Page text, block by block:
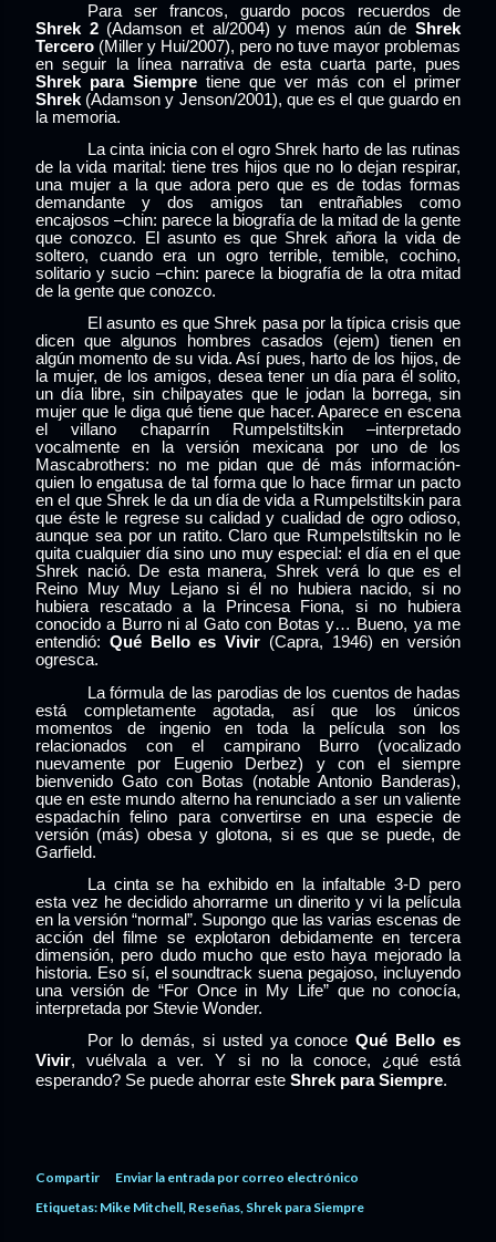
Para ser francos, guardo pocos recuerdos de
Shrek 2(Adamson et al/2004) y menos aún deShrek
Tercero (Miller y Hui/2007), pero no tuve mayor problemas
en seguir la línea narrativa de esta cuarta parte, pues
Shrek para Siempre tiene que ver más con el primer
Shrek (Adamson y Jenson/2001), que es el que guardo en
la memoria.
La cinta inicia con el ogro Shrek harto de las rutinas
de la vida marital: tiene tres hijos que no lo dejan respirar,
una mujer a la que adora pero que es de todas formas
demandante y dos amigos tan entrañables como
encajosos –chin: parece la biografía de la mitad de la gente
que conozco. El asunto es que Shrek añora la vida de
soltero, cuando era un ogro terrible, temible, cochino,
solitario y sucio –chin: parece la biografía de la otra mitad
de la gente que conozco.
El asunto es que Shrek pasa por la típica crisis que
dicen que algunos hombres casados (ejem) tienen en
algún momento de su vida. Así pues, harto de los hijos, de
la mujer, de los amigos, desea tener un día para él solito,
un día libre, sin chilpayates que le jodan la borrega, sin
mujer que le diga qué tiene que hacer. Aparece en escena
el villano chaparrín Rumpelstiltskin –interpretado
vocalmente en la versión mexicana por uno de los
Mascabrothers: no me pidan que dé más información-
quien lo engatusa de tal forma que lo hace firmar un pacto
en el que Shrek le da un día de vida a Rumpelstiltskin para
que éste le regrese su calidad y cualidad de ogro odioso,
aunque sea por un ratito. Claro que Rumpelstiltskin no le
quita cualquier día sino uno muy especial: el día en el que
Shrek nació. De esta manera, Shrek verá lo que es el
Reino Muy Muy Lejano si él no hubiera nacido, si no
hubiera rescatado a la Princesa Fiona, si no hubiera
conocido a Burro ni al Gato con Botas y… Bueno, ya me
entendió: Qué Bello es Vivir (Capra, 1946) en versión
ogresca.
La fórmula de las parodias de los cuentos de hadas
está completamente agotada, así que los únicos
momentos de ingenio en toda la película son los
relacionados con el campirano Burro (vocalizado
nuevamente por Eugenio Derbez) y con el siempre
bienvenido Gato con Botas (notable Antonio Banderas),
que en este mundo alterno ha renunciado a ser un valiente
espadachín felino para convertirse en una especie de
versión (más) obesa y glotona, si es que se puede, de
Garfield.
La cinta se ha exhibido en la infaltable 3-D pero
esta vez he decidido ahorrarme un dinerito y vi la película
en la versión “normal”. Supongo que las varias escenas de
acción del filme se explotaron debidamente en tercera
dimensión, pero dudo mucho que esto haya mejorado la
historia. Eso sí, el soundtrack suena pegajoso, incluyendo
una versión de “For Once in My Life” que no conocía,
interpretada por Stevie Wonder.
Por lo demás, si usted ya conoceQué Bello es
Vivir, vuélvala a ver. Y si no la conoce, ¿qué está
esperando? Se puede ahorrar este Shrek para Siempre.
Compartir
Enviar la entrada por correo electrónico
Etiquetas: Mike Mitchell Reseñas Shrek para Siempre